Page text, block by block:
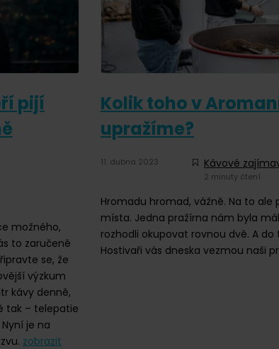
pijí
možného,
to zaručeně
se, že
výzkum
kávy denně,
tak – telepatie
je na
zobrazit
Kolik toho v
upražíme?
11. dubna 2023 Kávové
2 minuty čtení
Hromadu hromad, vážně. Na to
místa. Jedna pražírna nám byla
rozhodli okupovat rovnou dvě. A do
Hostivaři vás dneska vezmou naši